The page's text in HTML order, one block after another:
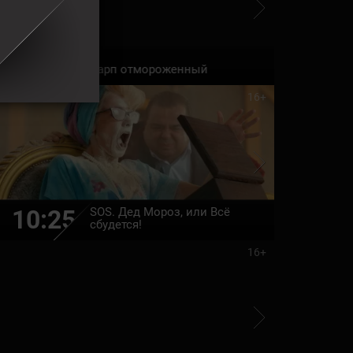
Карп отмороженный
16+
10:25
SOS. Дед Мороз, или Всё
сбудется!
16+